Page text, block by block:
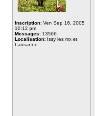
Inscription: Ven Sep 16, 2005
10:12 pm
Messages: 13566
Localisation: Issy les mx et
Lausanne